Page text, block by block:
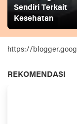
Sendiri Terkait
Kesehatan
https://
REKOMENDASI